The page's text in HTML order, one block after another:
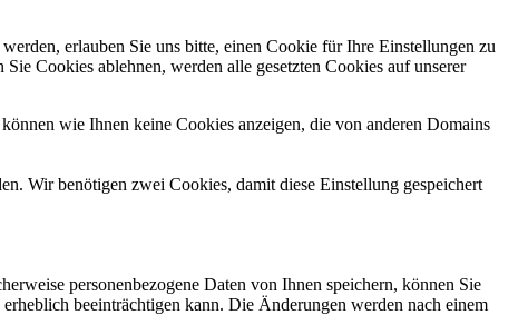
erlauben Sie uns bitte, einen Cookie für Ihre Einstellungen zu
Cookies ablehnen, werden alle gesetzten Cookies auf unserer
wie Ihnen keine Cookies anzeigen, die von anderen Domains
Wir benötigen zwei Cookies, damit diese Einstellung gespeichert
personenbezogene Daten von Ihnen speichern, können Sie
beeinträchtigen kann. Die Änderungen werden nach einem